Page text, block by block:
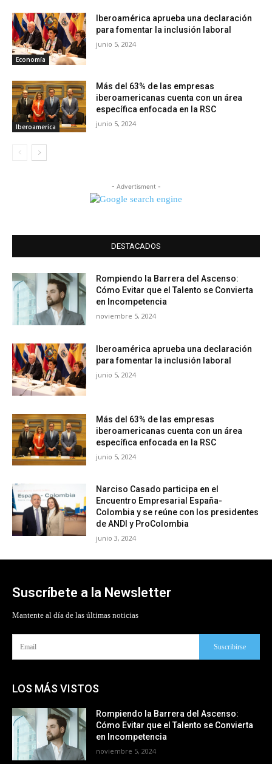
Economía
Iberoamérica aprueba una declaración
para fomentar la inclusión laboral
junio 5, 2024
Iberoamerica
Más del 63% de las empresas
iberoamericanas cuenta con un área
específica enfocada en la RSC
junio 5, 2024
- Advertisment -
DESTACADOS
Rompiendo la Barrera del Ascenso:
Cómo Evitar que el Talento se Convierta
en Incompetencia
noviembre 5, 2024
Iberoamérica aprueba una declaración
para fomentar la inclusión laboral
junio 5, 2024
Más del 63% de las empresas
iberoamericanas cuenta con un área
específica enfocada en la RSC
junio 5, 2024
Narciso Casado participa en el
Encuentro Empresarial España-
Colombia y se reúne con los presidentes
de ANDI y ProColombia
junio 3, 2024
Suscríbete a la Newsletter
Mantente al día de las últimas noticias
Suscribirse
LOS MÁS VISTOS
Rompiendo la Barrera del Ascenso:
Cómo Evitar que el Talento se Convierta
en Incompetencia
noviembre 5, 2024